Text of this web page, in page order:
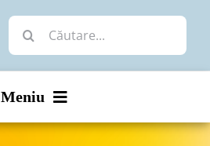
Cautare...
Meniu